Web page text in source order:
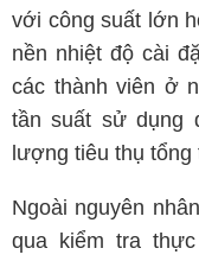
với công suất lớn
nền nhiệt độ cài
các thành viên ở
tần suất sử dụng
lượng tiêu thụ
Ngoài nguyên
qua kiểm tra